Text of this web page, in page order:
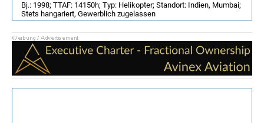
Bj.: 1998; TTAF: 14150h; Typ: Helikopter; Standort: Indien, Mumbai;
Stets hangariert, Gewerblich zugelassen